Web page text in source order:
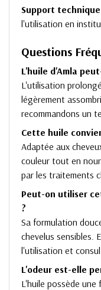
Support technique
l'utilisation en
Questions
L'huile d'Amla
L'utilisation
légèrement
recommandons un
Cette huile
Adaptée aux
couleur tout en
par les traitements
Peut-on utiliser
?
Sa formulation
chevelus sensibles.
l'utilisation et
L'odeur est-elle
L'huile possède